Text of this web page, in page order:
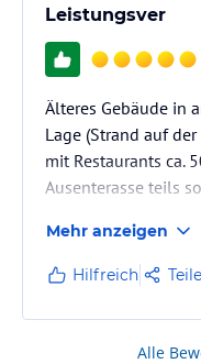
Leistungsver
Älteres Gebäude in
Lage (Strand auf
mit Restaurants ca.
Ausenterasse teils
Mehr anzeigen
Hilfreich
Alle